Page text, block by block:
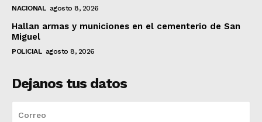
NACIONAL agosto 8, 2026
Hallan armas y municiones en el cementerio de San
Miguel
POLICIAL agosto 8, 2026
Dejanos tus datos